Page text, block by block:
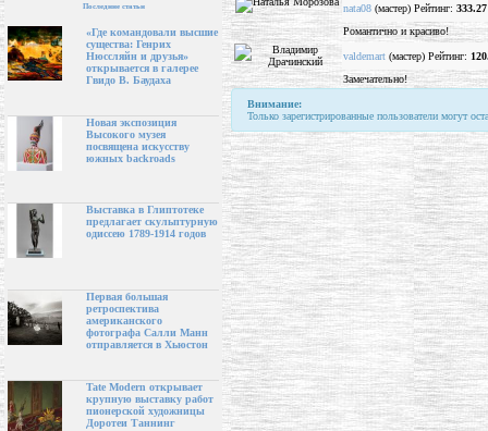
Последние статьи
«Где командовали высшие
существа: Генрих
Нюссляйн и друзья»
открывается в галерее
Гвидо В. Баудаха
Новая экспозиция
Высокого музея
посвящена искусству
южных backroads
Выставка в Глиптотеке
предлагает скульптурную
одиссею 1789-1914 годов
Первая большая
ретроспектива
американского
фотографа Салли Манн
отправляется в Хьюстон
Tate Modern открывает
крупную выставку работ
пионерской художницы
Доротеи Таннинг
nata08 (мастер) Рейтинг: 333.27
Романтично и красиво!
valdemart (мастер) Рейтинг:
Замечательно!
Внимание:
Только зарегистрированные пользователи могут